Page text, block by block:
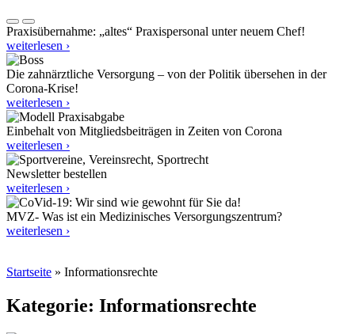
Praxisübernahme: „altes“ Praxispersonal unter neuem Chef!
weiterlesen ›
Die zahnärztliche Versorgung – von der Politik übersehen in der
Corona-Krise!
weiterlesen ›
Einbehalt von Mitgliedsbeiträgen in Zeiten von Corona
weiterlesen ›
Newsletter bestellen
weiterlesen ›
MVZ- Was ist ein Medizinisches Versorgungszentrum?
weiterlesen ›
Startseite » Informationsrechte
Kategorie: Informationsrechte